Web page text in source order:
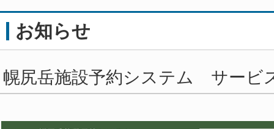
お知らせ
幌尻岳施設予約システム サービ